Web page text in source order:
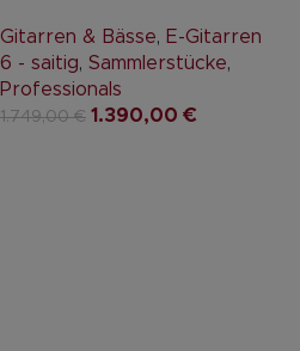
Gitarren & Bässe, E-Gitarren
6 - saitig, Sammlerstücke,
Professionals
1.749,00€ 1.390,00 €